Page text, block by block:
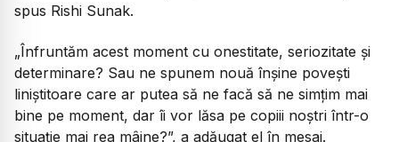
spus Rishi Sunak.
„Înfruntăm acest moment cu onestitate, seriozitate şi
determinare? Sau ne spunem nouă înşine poveşti
liniştitoare care ar putea să ne facă să ne simţim mai
bine pe moment, dar îi vor lăsa pe copiii noştri într-o
situaţie mai rea mâine?”, a adăugat el în mesaj.